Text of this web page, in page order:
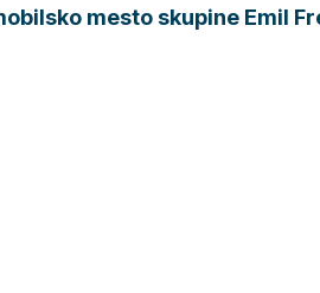
mesto skupine Emil